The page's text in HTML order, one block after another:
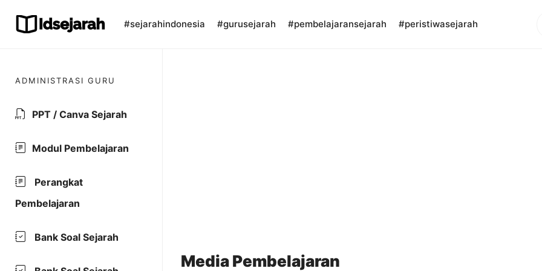
content
#sejarahindonesia #gurusejarah #pembelajaransejarah #peristiwasejarah
Media Pembelajaran
ADMINISTRASI GURU
PPT / Canva Sejarah
Modul Pembelajaran
Perangkat
Pembelajaran
Bank Soal Sejarah